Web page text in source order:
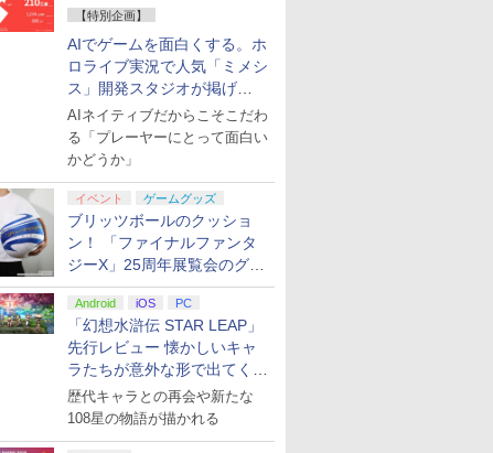
【特別企画】
AIでゲームを面白くする。ホ
ロライブ実況で人気「ミメシ
ス」開発スタジオが掲げ
る“AI活用の信念”とは？【講
演レポート】
AIネイティブだからこそこだわ
る「プレーヤーにとって面白い
かどうか」
イベント ゲームグッズ
ブリッツボールのクッショ
ン！ 「ファイナルファンタ
ジーX」25周年展覧会のグッ
ズ情報が公開
Android iOS PC
「幻想水滸伝 STAR LEAP」
先行レビュー 懐かしいキャ
ラたちが意外な形で出てくる
シリーズ完全新作！
歴代キャラとの再会や新たな
108星の物語が描かれる